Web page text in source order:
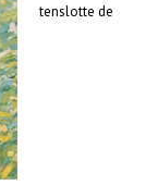
tenslotte de